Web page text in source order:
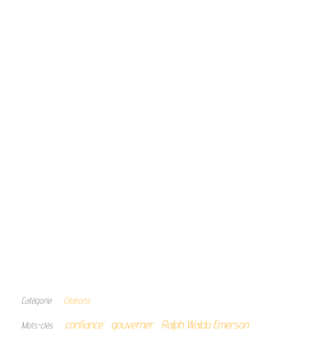
Catégorie Citations
Mots-clés confiance gouverner Ralph Waldo Emerson